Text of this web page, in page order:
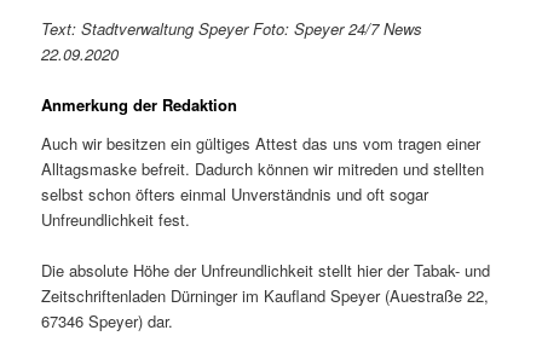
Text: Stadtverwaltung Speyer Foto: Speyer 24/7 News
22.09.2020
Anmerkung der Redaktion
Auch wir besitzen ein gültiges Attest das uns vom tragen einer
Alltagsmaske befreit. Dadurch können wir mitreden und stellten
selbst schon öfters einmal Unverständnis und oft sogar
Unfreundlichkeit fest.
Die absolute Höhe der Unfreundlichkeit stellt hier der Tabak- und
Zeitschriftenladen Dürninger im Kaufland Speyer (Auestraße 22,
67346 Speyer) dar.